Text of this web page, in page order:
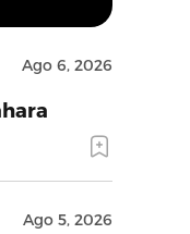
Ago 6, 2026
Ago 5, 2026